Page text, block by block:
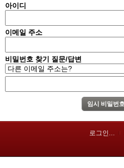
아이디
이메일 주소
비밀번호 찾기 질문/답변
로그인...